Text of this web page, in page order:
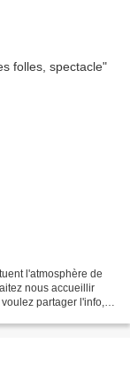
l'atmosphère de
nous accueillir
partager l'info,